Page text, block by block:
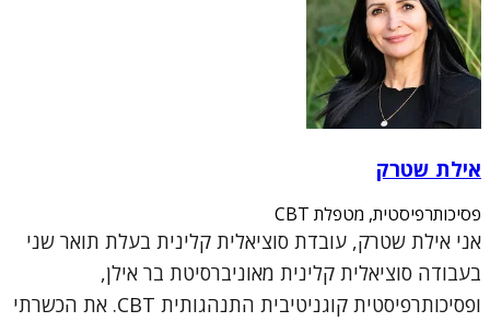
אילת שטרק
פסיכותרפיסטית, מטפלת CBT
אני אילת שטרק, עובדת סוציאלית קלינית בעלת תואר שני
בעבודה סוציאלית קלינית מאוניברסיטת בר אילן,
ופסיכותרפיסטית קוגניטיבית התנהגותית CBT. את הכשרתי